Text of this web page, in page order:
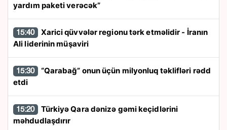
yardım paketi verəcək”
15:40
Ali liderinin müşaviri
15:30
etdi
15:20
məhdudlaşdırır